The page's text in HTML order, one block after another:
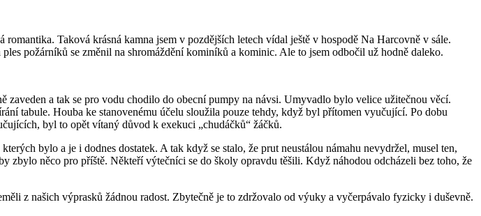
Taková krásná kamna jsem v pozdějších letech vídal ještě v hospodě Na Harcovně v sále.
požárníků se změnil na shromáždění kominíků a kominic. Ale to jsem odbočil už hodně daleko.
a tak se pro vodu chodilo do obecní pumpy na návsi. Umyvadlo bylo velice užitečnou věcí.
tabule. Houba ke stanovenému účelu sloužila pouze tehdy, když byl přítomen vyučující. Po dobu
byl to opět vítaný důvod k exekuci „chudáčků“ žáčků.
bylo a je i dodnes dostatek. A tak když se stalo, že prut neustálou námahu nevydržel, musel ten,
něco pro příště. Někteří výtečníci se do školy opravdu těšili. Když náhodou odcházeli bez toho, že
z našich výprasků žádnou radost. Zbytečně je to zdržovalo od výuky a vyčerpávalo fyzicky i duševně.